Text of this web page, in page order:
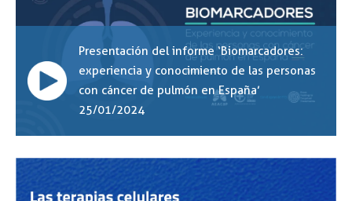
Presentación del informe ‘Biomarcadores:
experiencia y conocimiento de las personas
con cáncer de pulmón en España’
25/01/2024